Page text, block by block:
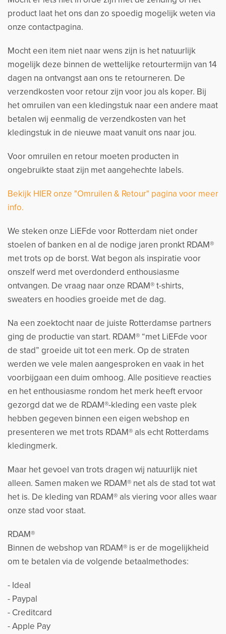
product laat het ons dan zo spoedig mogelijk weten via
onze contactpagina.
Mocht een item niet naar wens zijn is het natuurlijk
mogelijk deze binnen de wettelijke retourtermijn van 14
dagen na ontvangst aan ons te retourneren. De
verzendkosten voor retour zijn voor jou als koper. Bij
het omruilen van een kledingstuk naar een andere maat
betalen wij eenmalig de verzendkosten van het
kledingstuk in de nieuwe maat vanuit ons naar jou.
Voor omruilen en retour moeten producten in
ongebruikte staat zijn met aangehechte labels.
Bekijk HIER onze "Omruilen & Retour" pagina voor meer
info.
We steken onze LiEFde voor Rotterdam niet onder
stoelen of banken en al de nodige jaren pronkt RDAM®
met trots op de borst. Wat begon als inspiratie voor
onszelf werd met overdonderd enthousiasme
ontvangen. De vraag naar onze RDAM® t-shirts,
sweaters en hoodies groeide met de dag.
Na een zoektocht naar de juiste Rotterdamse partners
ging de productie van start. RDAM® “met LiEFde voor
de stad” groeide uit tot een merk. Op de straten
werden we vele malen aangesproken en vaak in het
voorbijgaan een duim omhoog. Alle positieve reacties
en het enthousiasme rondom het merk heeft ervoor
gezorgd dat we de RDAM®-kleding een vaste plek
hebben gegeven binnen een eigen webshop en
presenteren we met trots RDAM® als echt Rotterdams
kledingmerk.
Maar het gevoel van trots dragen wij natuurlijk niet
alleen. Samen maken we RDAM® net als de stad tot wat
het is. De kleding van RDAM® als viering voor alles waar
onze stad voor staat.
RDAM®
Binnen de webshop van RDAM® is er de mogelijkheid
om te betalen via de volgende betaalmethodes:
- Ideal
- Paypal
- Creditcard
- Apple Pay